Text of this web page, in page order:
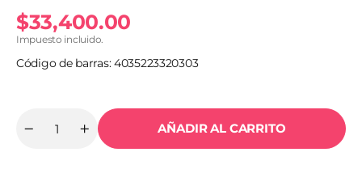
Precio
habitual
$33,400.00
Impuesto incluido.
Código de barras: 4035223320303
Reducir
Cantidad
Aumentar
cantidad
AÑADIR AL CARRITO